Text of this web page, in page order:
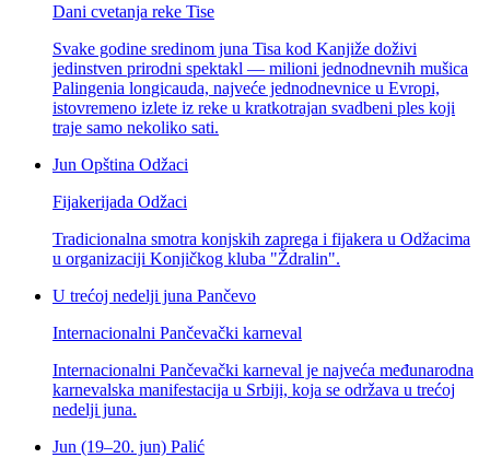
Dani cvetanja reke Tise
Svake godine sredinom juna Tisa kod Kanjiže doživi
jedinstven prirodni spektakl — milioni jednodnevnih mušica
Palingenia longicauda, najveće jednodnevnice u Evropi,
istovremeno izlete iz reke u kratkotrajan svadbeni ples koji
traje samo nekoliko sati.
Jun Opština Odžaci
Fijakerijada Odžaci
Tradicionalna smotra konjskih zaprega i fijakera u Odžacima
u organizaciji Konjičkog kluba "Ždralin".
U trećoj nedelji juna Pančevo
Internacionalni Pančevački karneval
Internacionalni Pančevački karneval je najveća međunarodna
karnevalska manifestacija u Srbiji, koja se održava u trećoj
nedelji juna.
Jun (19–20. jun) Palić